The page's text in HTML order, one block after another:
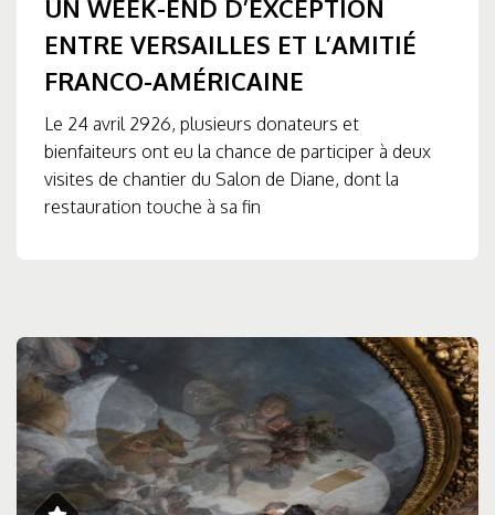
UN WEEK-END D’EXCEPTION
ENTRE VERSAILLES ET L’AMITIÉ
FRANCO-AMÉRICAINE
Le 24 avril 2926, plusieurs donateurs et
bienfaiteurs ont eu la chance de participer à deux
visites de chantier du Salon de Diane, dont la
restauration touche à sa fin